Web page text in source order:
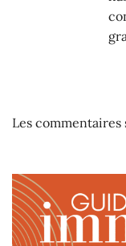
Les commentaires